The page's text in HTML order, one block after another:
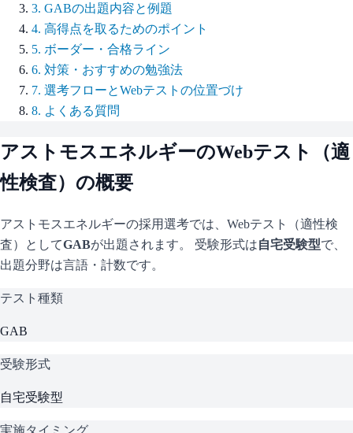
3. GABの出題内容と例題
4. 高得点を取るためのポイント
5. ボーダー・合格ライン
6. 対策・おすすめの勉強法
7. 選考フローとWebテストの位置づけ
8. よくある質問
アストモスエネルギーのWebテスト（適
性検査）の概要
アストモスエネルギーの採用選考では、Webテスト（適性検
査）としてGABが出題されます。 受験形式は自宅受験型で、
出題分野は言語・計数です。
テスト種類
GAB
受験形式
自宅受験型
実施タイミング